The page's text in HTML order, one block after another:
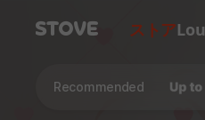
ストア
Recommended